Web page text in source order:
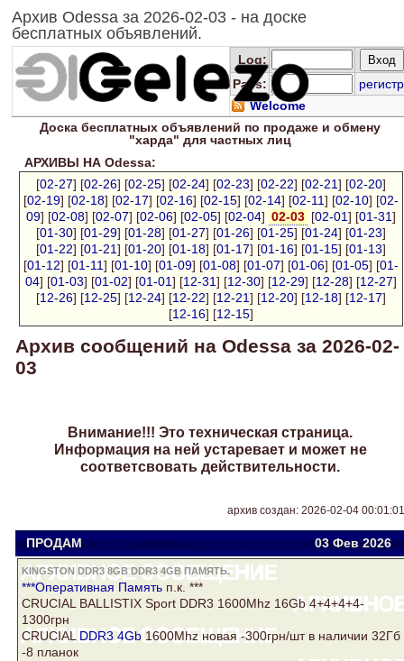
Архив Odessa за 2026-02-03 - на доске
бесплатных объявлений.
Log:
Pass:
регистр
Welcome
Доска бесплатныхобъявлений по продаже и обмену
"харда" для частных лиц
АРХИВЫ НА Odessa:
[02-27] [02-26] [02-25] [02-24] [02-23] [02-22] [02-21] [02-20]
[02-19] [02-18] [02-17] [02-16] [02-15] [02-14] [02-11] [02-10] [02-
09] [02-08] [02-07] [02-06] [02-05] [02-04] 02-03 [02-01] [01-31]
[01-30] [01-29] [01-28] [01-27] [01-26] [01-25] [01-24] [01-23]
[01-22] [01-21] [01-20] [01-18] [01-17] [01-16] [01-15] [01-13]
[01-12] [01-11] [01-10] [01-09] [01-08] [01-07] [01-06] [01-05] [01-
04] [01-03] [01-02] [01-01] [12-31] [12-30] [12-29] [12-28] [12-27]
[12-26] [12-25] [12-24] [12-22] [12-21] [12-20] [12-18] [12-17]
[12-16] [12-15]
Архив сообщений на Odessa за 2026-02-
03
Внимание!!! Это техническая страница.
Информация на ней устаревает и может не
соответсвовать действительности.
архив создан: 2026-02-04 00:01:01
ПРОДАМ ксанти motuz.1976@mail.ru 03 Фев2026
KINGSTON DDR3 8GB DDR3 4GB ПАМЯТЬ.
***Оперативная Память п.к. ***
CRUCIAL BALLISTIX Sport DDR3 1600Mhz 16Gb 4+4+4+4-
1300грн
CRUCIAL DDR3 4Gb1600Mhz новая -300грн/шт в наличии 32Гб
-8 планок